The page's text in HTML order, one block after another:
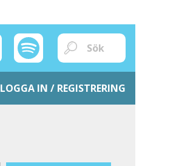
LOGGA IN / REGISTRERING